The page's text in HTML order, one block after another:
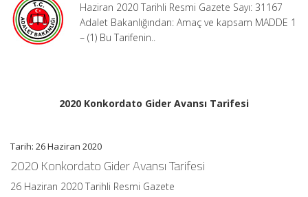
Haziran 2020 Tarihli Resmi Gazete Sayı: 31167
Adalet Bakanlığından: Amaç ve kapsam MADDE 1
– (1) Bu Tarifenin..
2020 Konkordato Gider Avansı Tarifesi
Tarih: 26 Haziran 2020
2020 Konkordato Gider Avansı Tarifesi
26 Haziran 2020 Tarihli Resmi Gazete